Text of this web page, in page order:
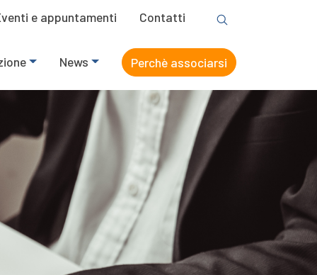
e appuntamenti Contatti
News Perchè associarsi